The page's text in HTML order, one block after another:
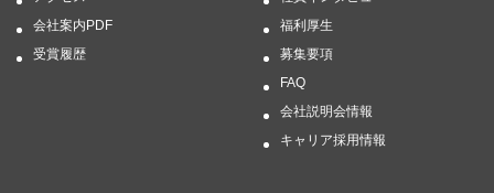
会社案内PDF
受賞履歴
福利厚生
募集要項
FAQ
会社説明会情報
キャリア採用情報